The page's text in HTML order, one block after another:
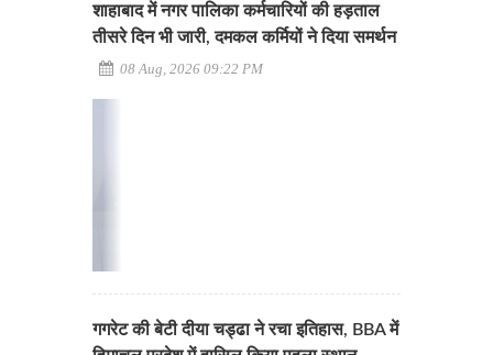
शाहाबाद में नगर पालिका कर्मचारियों की हड़ताल
तीसरे दिन भी जारी, दमकल कर्मियों ने दिया समर्थन
08 Aug, 2026 09:22 PM
गगरेट की बेटी दीया चड्ढा ने रचा इतिहास, BBA में